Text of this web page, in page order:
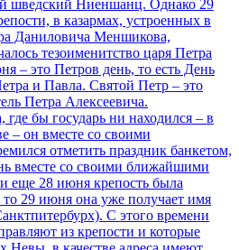
шведский Ниеншанц. Однако 29
в казармах, устроенных в
Даниловича Меншикова,
тезоименитство царя Петра
– это Петров день, то есть День
и Павла. Святой Петр – это
Петра Алексеевича.
где бы государь ни находился – в
– он вместе со своими
отметить праздник банкетом,
вместе со своими ближайшими
еще 28 июня крепость была
то 29 июня она уже получает имя
С этого времени
из крепости и которые